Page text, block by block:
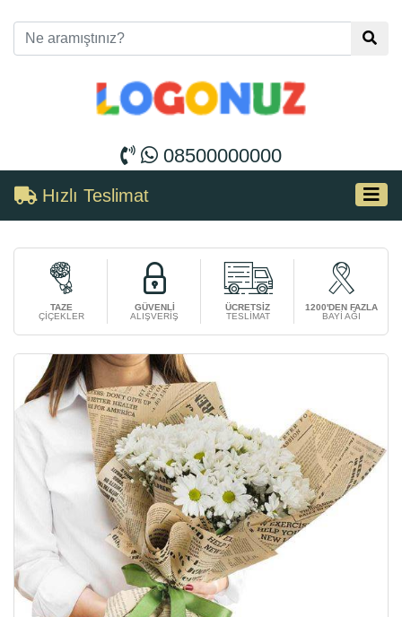
08500000000
Hızlı Teslimat
TAZE
ÇİÇEKLER
GÜVENLİ
ALIŞVERİŞ
ÜCRETSİZ
TESLİMAT
1200'DEN FAZLA
BAYİ AĞI